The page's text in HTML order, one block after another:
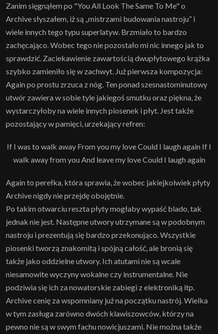
Zanim sięgnąłem po "You All Look The Same To Me" o
Archive słyszałem, iż są „mistrzami budowania nastroju” i
wiele innych tego typu superlatyw. Brzmiało to bardzo
zachęcająco. Wobec tego nie pozostało mi nic innego jak to
sprawdzić. Zaciekawienie zawartością dwupłytowego krążka
szybko zamieniło się w zachwyt. Już pierwsza kompozycja:
Again po prostu zrzuca z nóg. Ten ponad szesnastominutowy
utwór zawiera w sobie tyle jakiegoś smutku oraz piękna, że
wystarczyłoby na wiele innych piosenek i płyt. Jest także
pozostający w pamięci, urzekający refren:
If I was to walk away From you my love Could I laugh again If I
walk away from you And leave my love Could I laugh again
Again to perełka, która sprawia, że wobec jakiejkolwiek płyty
Archive nigdy nie przejdę obojętnie.
Po takim otwarciu reszta płyty mogłaby wypaść blado, tak
jednak nie jest. Następne utwory utrzymane są w podobnym
nastroju i prezentują się bardzo przekonująco. Wszystkie
piosenki tworzą znakomitą i spójną całość, ale bronią się
także jako oddzielne utwory. Ich atutami nie są wcale
niesamowite wyczyny wokalne czy instrumentalne. Nie
podziwia się ich za nowatorskie zabiegi z elektroniką itp.
Archive cenię za wspomniany już na początku nastrój. Wielka
w tym zasługa zarówno dwóch klawiszowców, którzy na
pewno nie są w swym fachu nowicjuszami. Nie można także